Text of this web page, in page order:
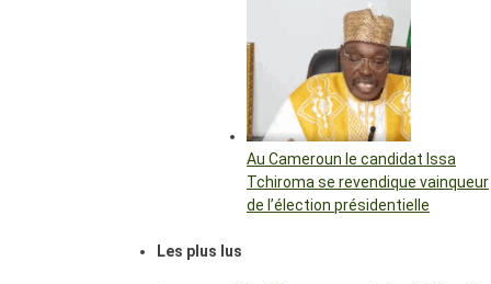
Au Cameroun le candidat Issa
Tchiroma se revendique vainqueur
de l’élection présidentielle
Les plus lus